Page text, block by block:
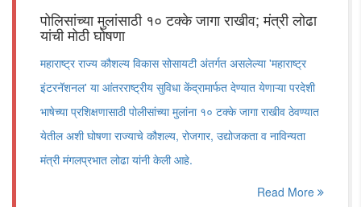
पोलिसांच्या मुलांसाठी १० टक्के जागा राखीव; मंत्री लोढा
यांची मोठी घोषणा
महाराष्ट्र राज्य कौशल्य विकास सोसायटी अंतर्गत असलेल्या 'महाराष्ट्र
इंटरनॅशनल' या आंतरराष्ट्रीय सुविधा केंद्रामार्फत देण्यात येणाऱ्या परदेशी
भाषेच्या प्रशिक्षणासाठी पोलीसांच्या मुलांना १० टक्के जागा राखीव ठेवण्यात
येतील अशी घोषणा राज्याचे कौशल्य, रोजगार, उद्योजकता व नाविन्यता
मंत्री मंगलप्रभात लोढा यांनी केली आहे.
Read More